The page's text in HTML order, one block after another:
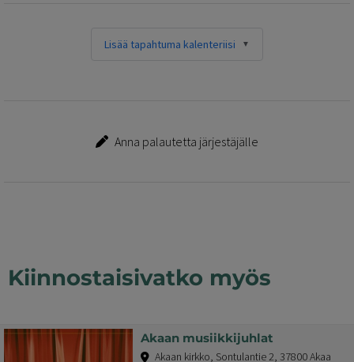
Lisää tapahtuma kalenteriisi
Anna palautetta järjestäjälle
Kiinnostaisivatko myös
Akaan musiikkijuhlat
Akaan kirkko, Sontulantie 2, 37800 Akaa